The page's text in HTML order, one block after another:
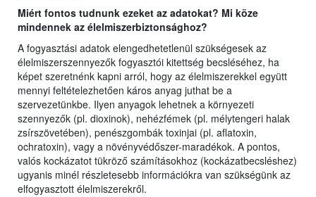
Miért fontos tudnunk ezeket az adatokat? Mi köze
mindennek az élelmiszerbiztonsághoz?
A fogyasztási adatok elengedhetetlenül szükségesek az
élelmiszerszennyezők fogyasztói kitettség becsléséhez, ha
képet szeretnénk kapni arról, hogy az élelmiszerekkel együtt
mennyi feltételezhetően káros anyag juthat be a
szervezetünkbe. Ilyen anyagok lehetnek a környezeti
szennyezők (pl. dioxinok), nehézfémek (pl. mélytengeri halak
zsírszövetében), penészgombák toxinjai (pl. aflatoxin,
ochratoxin), vagy a növényvédőszer-maradékok. A pontos,
valós kockázatot tükröző számításokhoz (kockázatbecsléshez)
ugyanis minél részletesebb információkra van szükségünk az
elfogyasztott élelmiszerekről.